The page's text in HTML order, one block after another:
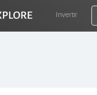
Invertir